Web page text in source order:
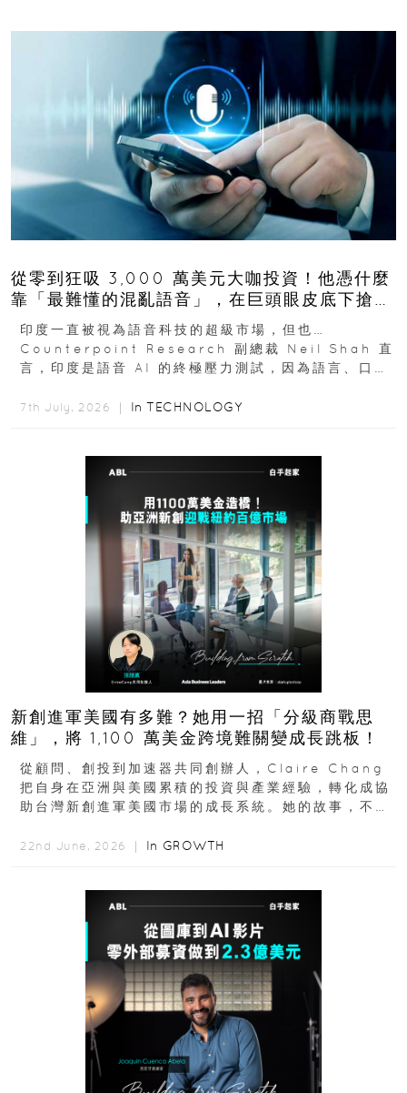
從零到狂吸 3,000 萬美元大咖投資！他憑什麼
靠「最難懂的混亂語音」，在巨頭眼皮底下搶下
十億人市場？
印度一直被視為語音科技的超級市場，但也…
Counterpoint Research 副總裁 Neil Shah 直
言，印度是語音 AI 的終極壓力測試，因為語言、口音
7th July, 2026 ｜ In TECHNOLOGY
新創進軍美國有多難？她用一招「分級商戰思
維」，將 1,100 萬美金跨境難關變成長跳板！
從顧問、創投到加速器共同創辦人，Claire Chang
把自身在亞洲與美國累積的投資與產業經驗，轉化成協
助台灣新創進軍美國市場的成長系統。她的故事，不只
22nd June, 2026 ｜ In GROWTH